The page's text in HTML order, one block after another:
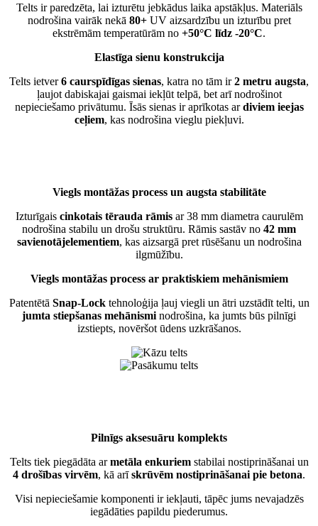
Telts ir paredzēta, lai izturētu jebkādus laika apstākļus. Materiāls
nodrošina vairāk nekā 80+UV aizsardzību un izturību pret
ekstrēmām temperatūrām no +50°C līdz -20°C.
Elastīga sienu konstrukcija
Telts ietver6 caurspīdīgas sienas, katra no tām ir2 metru augsta,
ļaujot dabiskajai gaismai iekļūt telpā, bet arī nodrošinot
nepieciešamo privātumu. Īsās sienas ir aprīkotas ardiviem ieejas
ceļiem, kas nodrošina vieglu piekļuvi.
Viegls montāžas process un augsta stabilitāte
Izturīgais cinkotais tērauda rāmisar 38 mm diametra caurulēm
nodrošina stabilu un drošu struktūru. Rāmis sastāv no 42 mm
savienotājelementiem, kas aizsargā pret rūsēšanu un nodrošina
ilgmūžību.
Viegls montāžas process ar praktiskiem mehānismiem
Patentētā Snap-Locktehnoloģija ļauj viegli un ātri uzstādīt telti, un
jumta stiepšanas mehānismi nodrošina, ka jumts būs pilnīgi
izstiepts, novēršot ūdens uzkrāšanos.
Pilnīgs aksesuāru komplekts
Telts tiek piegādāta armetāla enkuriemstabilai nostiprināšanai un
4 drošības virvēm, kā arīskrūvēm nostiprināšanai pie betona.
Visi nepieciešamie komponenti ir iekļauti, tāpēc jums nevajadzēs
iegādāties papildu piederumus.